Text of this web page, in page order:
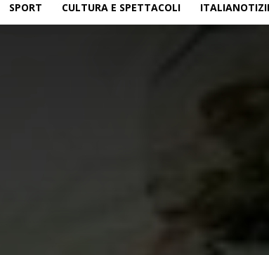
SPORT CULTURA E SPETTACOLI